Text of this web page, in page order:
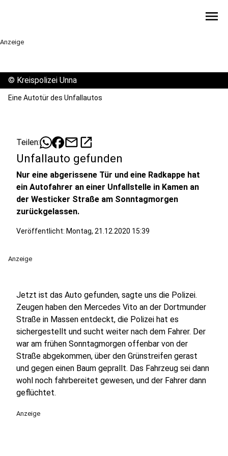
menu
Anzeige
© Kreispolizei Unna
Eine Autotür des Unfallautos
Teilen: mailopen_in_new
Unfallauto gefunden
Nur eine abgerissene Tür und eine Radkappe hat
ein Autofahrer an einer Unfallstelle in Kamen an
der Westicker Straße am Sonntagmorgen
zurückgelassen.
Veröffentlicht: Montag, 21.12.2020 15:39
Anzeige
Jetzt ist das Auto gefunden, sagte uns die Polizei.
Zeugen haben den Mercedes Vito an der Dortmunder
Straße in Massen entdeckt, die Polizei hat es
sichergestellt und sucht weiter nach dem Fahrer. Der
war am frühen Sonntagmorgen offenbar von der
Straße abgekommen, über den Grünstreifen gerast
und gegen einen Baum geprallt. Das Fahrzeug sei dann
wohl noch fahrbereitet gewesen, und der Fahrer dann
geflüchtet.
Anzeige